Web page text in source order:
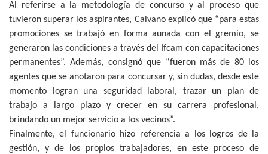
Al referirse a la metodología de concurso y al proceso que
tuvieron superar los aspirantes, Calvano explicó que “para estas
promociones se trabajó en forma aunada con el gremio, se
generaron las condiciones a través del Ifcam con capacitaciones
permanentes”. Además, consignó que “fueron más de 80 los
agentes que se anotaron para concursar y, sin dudas, desde este
momento logran una seguridad laboral, trazar un plan de
trabajo a largo plazo y crecer en su carrera profesional,
brindando un mejor servicio a los vecinos”.
Finalmente, el funcionario hizo referencia a los logros de la
gestión, y de los propios trabajadores, en este proceso de